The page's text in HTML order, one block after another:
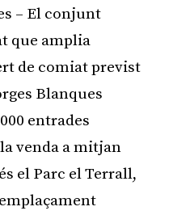
– El conjunt
que amplia
de comiat previst
Blanques
entrades
venda a mitjan
el Parc el Terrall,